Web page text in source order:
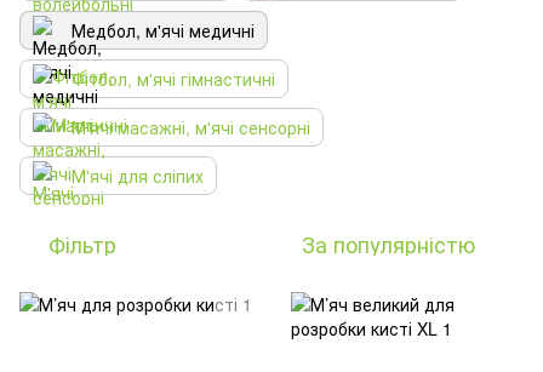
Медбол, м'ячі медичні
Фітбол, м'ячі гімнастичні
М'ячі масажні, м'ячі сенсорні
М'ячі для сліпих
Фільтр За популярністю